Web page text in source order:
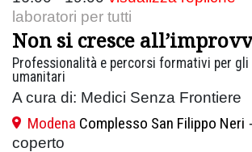
laboratori per tutti
Non si cresce
Professionalità e percorsi formativi per
umanitari
A cura di: Medici Senza Frontiere
Modena Complesso San Filippo Neri
coperto